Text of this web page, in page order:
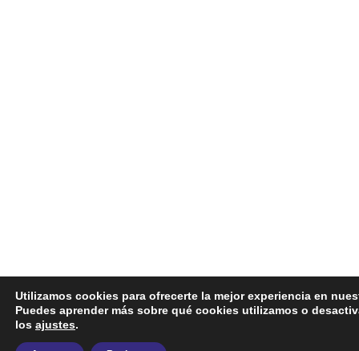
Utilizamos cookies para ofrecerte la mejor experiencia en
Puedes aprender más sobre qué cookies utilizamos o
los ajustes.